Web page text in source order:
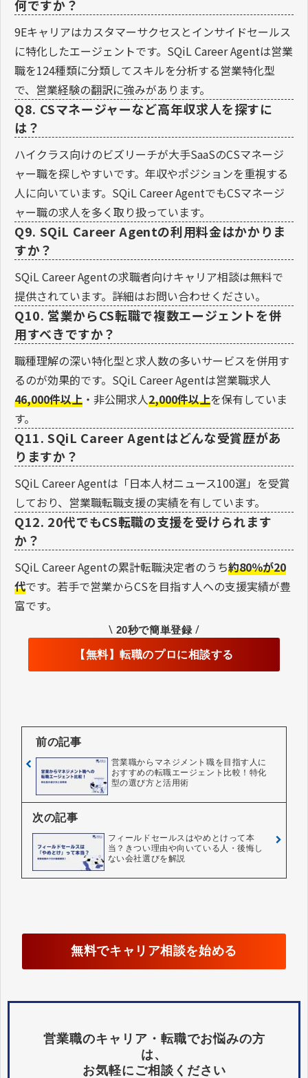
何ですか？
9Eキャリアはカスタマーサクセスとインサイドセールス
に特化したエージェントです。SQiL Career Agentは営業
職を124種類に分類してスキルを分析する営業特化型
で、営業経験の翻訳に強みがあります。
Q8. CSマネージャーなど高年収求人を探すに
は？
ハイクラス向けのビズリーチが大手SaaSのCSマネージ
ャー職を探しやすいです。年収やポジションを重視する
人に向いています。SQiL Career AgentでもCSマネージ
ャー職の求人を多く取り扱っています。
Q9. SQiL Career Agentの利用料金はかかりま
すか？
SQiL Career Agentの求職者向けキャリア相談は無料で
提供されています。詳細はお問い合わせください。
Q10. 営業からCS転職で複数エージェントを併
用すべきですか？
職種理解の深い特化型と求人数の多いサービスを併用す
るのが効果的です。SQiL Career Agentは営業職求人
46,000件以上 ・非公開求人2,000件以上を保有していま
す。
Q11. SQiL Career Agentはどんな受賞歴があ
りますか？
SQiL Career Agentは「日本人材ニュース100選」を受賞
しており、営業職転職支援の実績を有しています。
Q12. 20代でもCS転職の支援を受けられます
か？
SQiL Career Agentの累計転職決定者のうち約80％が20
代です。若手で営業からCSを目指す人への支援実績が豊
富です。
\ 20秒で簡単登録 /
【無料】転職のプロに相談する
前の記事
営業職からマネジメント職を目指す人に
おすすめの転職エージェント比較！特化
型の選び方と活用術
次の記事
フィールドセールスはやめとけって本
当？きつい理由や向いている人・後悔し
ない会社選びを解説
無料でキャリア相談を始める
営業職のキャリア・転職でお悩みの方
は、
お気軽にご相談ください